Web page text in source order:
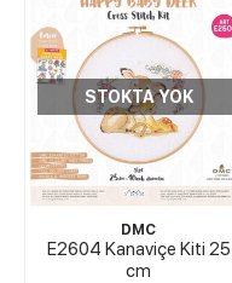
STOKTA YOK
DMC
E2604 Kanaviçe Kiti 25
cm